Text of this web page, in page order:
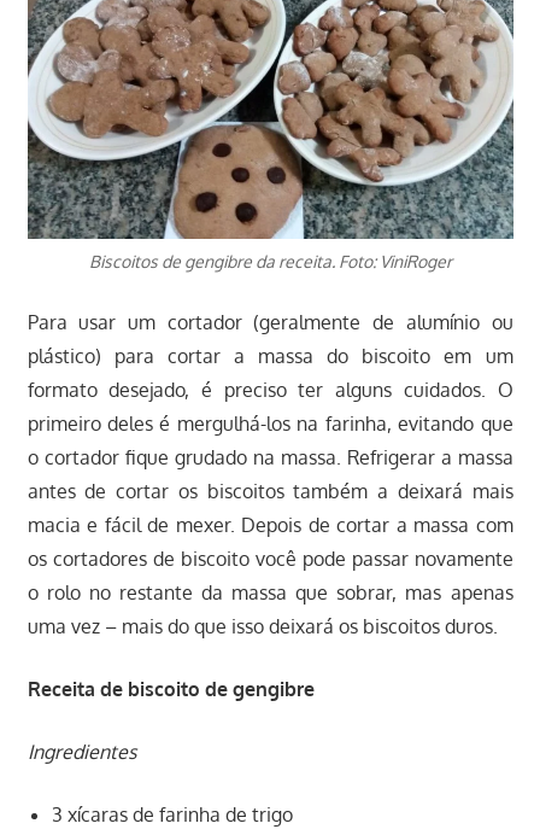
Biscoitos de gengibre da receita. Foto: ViniRoger
Para usar um cortador (geralmente de alumínio ou
plástico) para cortar a massa do biscoito em um
formato desejado, é preciso ter alguns cuidados. O
primeiro deles é mergulhá-los na farinha, evitando que
o cortador fique grudado na massa. Refrigerar a massa
antes de cortar os biscoitos também a deixará mais
macia e fácil de mexer. Depois de cortar a massa com
os cortadores de biscoito você pode passar novamente
o rolo no restante da massa que sobrar, mas apenas
uma vez – mais do que isso deixará os biscoitos duros.
Receita de biscoito de gengibre
Ingredientes
3 xícaras de farinha de trigo